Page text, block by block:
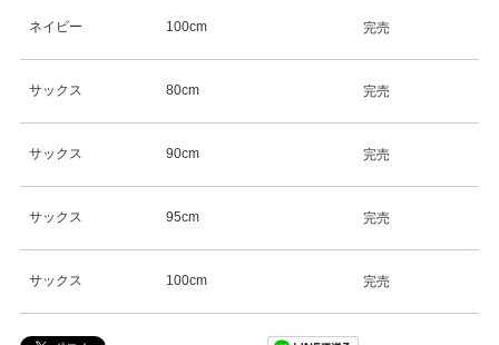
ネイビー 100cm 完売
サックス 80cm 完売
サックス 90cm 完売
サックス 95cm 完売
サックス 100cm 完売